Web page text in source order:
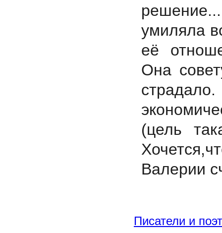
умиляла
её
Она
(цель
Валерии
Писатели и